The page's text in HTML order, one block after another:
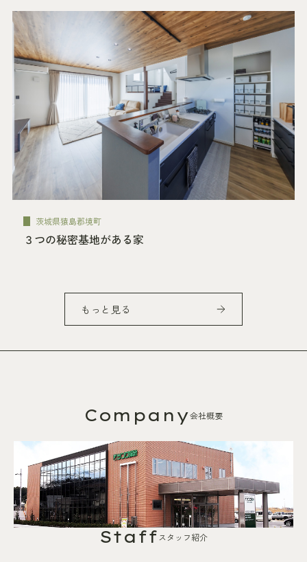
茨城県猿島郡境町
３つの秘密基地がある家
もっと見る
Company会社概要
Staffスタッフ紹介